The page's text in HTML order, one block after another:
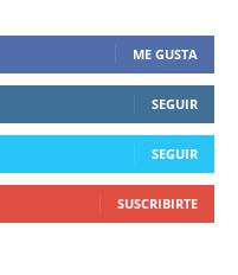
ME GUSTA
SEGUIR
SEGUIR
SUSCRIBIRTE